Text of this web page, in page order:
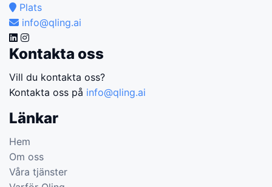
Plats
info@qling.ai
Kontakta oss
Vill du kontakta oss?
Kontakta oss på info@qling.ai
Länkar
Hem
Om oss
Våra tjänster